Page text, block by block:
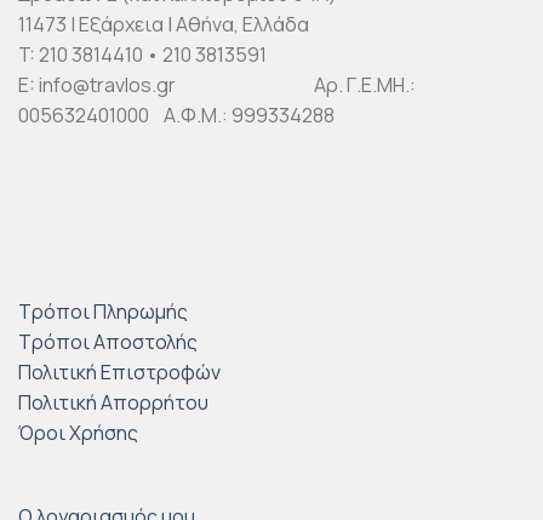
11473 | Εξάρχεια | Αθήνα, Ελλάδα
T: 210 3814410 • 210 3813591
E: info@travlos.gr Αρ. Γ.Ε.ΜΗ.:
005632401000 Α.Φ.Μ.: 999334288
Τρόποι Πληρωμής
Τρόποι Αποστολής
Πολιτική Επιστροφών
Πολιτική Απορρήτου
Όροι Χρήσης